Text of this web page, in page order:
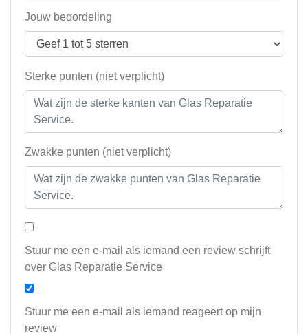
Jouw beoordeling
Sterke punten (niet verplicht)
Zwakke punten (niet verplicht)
Stuur me een e-mail als iemand een review schrijft
over Glas Reparatie Service
Stuur me een e-mail als iemand reageert op mijn
review